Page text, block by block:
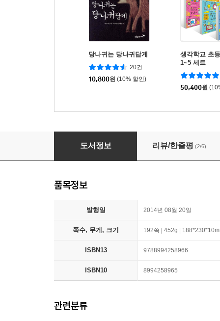
당나귀는 당나귀답게
20건
10,800원 (10% 할인)
생각학교 초
1~5 세트
50,400원
사기열전
도서정보 리뷰/한줄평 (2/6)
품목정보
발행일 2014년 08월 20일
쪽수, 무게, 크기 192쪽 | 452g |
ISBN13 9788994258966
ISBN10 8994258965
관련분류